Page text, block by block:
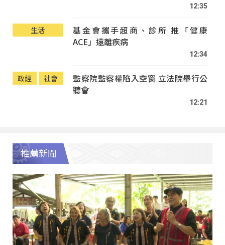
12:35
生活
基金會攜手超商、診所 推「健康
ACE」遠離疾病
12:34
政經 社會
監察院監察權陷入空窗 立法院舉行公
聽會
12:21
推薦新聞